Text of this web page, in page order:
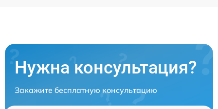
Нужна консультация?
Закажите бесплатную консультацию